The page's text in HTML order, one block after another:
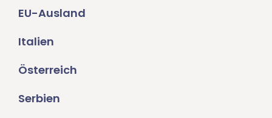
EU-Ausland
Italien
Österreich
Serbien